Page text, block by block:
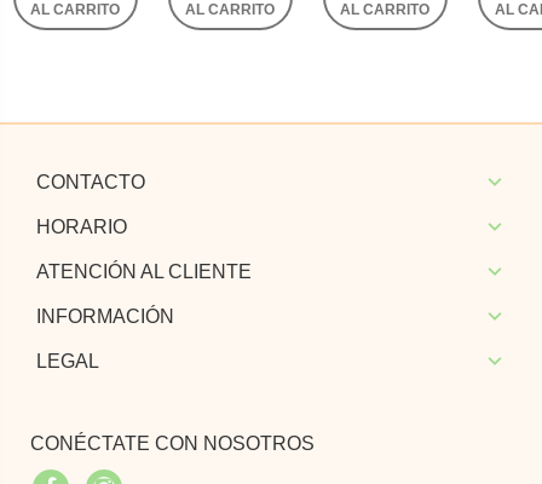
AL CARRITO
AL CARRITO
AL CARRITO
AL
CONTACTO
HORARIO
ATENCIÓN AL CLIENTE
INFORMACIÓN
LEGAL
CONÉCTATE CON NOSOTROS